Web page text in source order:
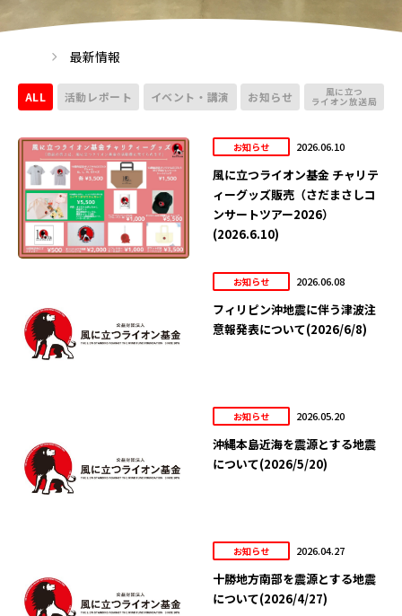
最新情報
ALL 活動レポート イベント・講演 お知らせ 風に立つ
ライオン放送局
お知らせ 2026.06.10
風に立つライオン基金 チャリテ
ィーグッズ販売（さだまさしコ
ンサートツアー2026）
(2026.6.10)
お知らせ 2026.06.08
フィリピン沖地震に伴う津波注
意報発表について(2026/6/8)
お知らせ 2026.05.20
沖縄本島近海を震源とする地震
について(2026/5/20)
お知らせ 2026.04.27
十勝地方南部を震源とする地震
について(2026/4/27)